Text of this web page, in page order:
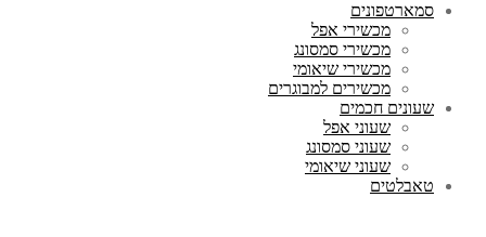
סמארטפונים
מכשירי אפל
מכשירי סמסונג
מכשירי שיאומי
מכשירים למבוגרים
שעונים חכמים
שעוני אפל
שעוני סמסונג
שעוני שיאומי
טאבלטים